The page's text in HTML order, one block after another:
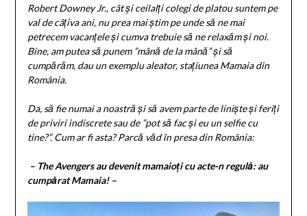
Robert Downey Jr., cât și ceilalți colegi de platou suntem pe
val de câțiva ani, nu prea mai știm pe unde să ne mai
petrecem vacanțele și cumva trebuie să ne relaxăm și noi.
Bine, am putea să punem ”mână de la mână” și să
cumpărăm, dau un exemplu aleator, stațiunea Mamaia din
România.
Da, să fie numai a noastră și să avem parte de liniște și feriți
de priviri indiscrete sau de ”pot să fac și eu un selfie cu
tine?”. Cum ar fi asta? Parcă văd în presa din România:
– The Avengers au devenit mamaioți cu acte-n regulă: au
cumpărat Mamaia! –